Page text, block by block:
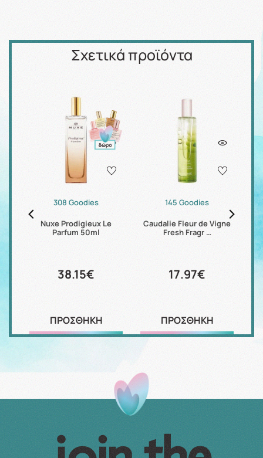
Σχετικά προϊόντα
308 Goodies
Nuxe Prodigieux Le
Parfum 50ml
38.15€
ΠΡΟΣΘΗΚΗ
145 Goodies
Caudalie Fleur de Vigne
Fresh Fragr …
17.97€
ΠΡΟΣΘΗΚΗ